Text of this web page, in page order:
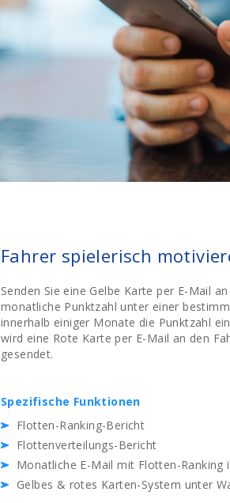
Fahrer spielerisch
Senden Sie eine Gelbe Karte per E-Mail
monatliche Punktzahl unter einer
innerhalb einiger Monate die Punktzahl
wird eine Rote Karte per E-Mail an den
gesendet.
Spezifische Funktionen
Flotten-Ranking-Bericht
Flottenverteilungs-Bericht
Monatliche E-Mail mit Flotten-Ranking
Gelbes & rotes Karten-System unter